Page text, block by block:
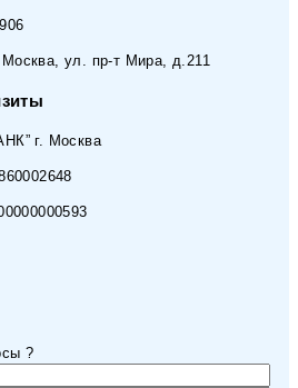
Москва, ул. пр-т Мира, д.211
г. Москва
?